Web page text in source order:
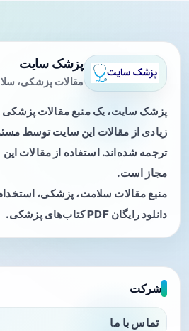
پزشک سایت
مقالات پزشکی،
پزشک سایت، یک منبع مقالات
زیادی از مقالات این سایت توسط
ترجمه شده‌اند. استفاده از مقالات
مجاز است.
منبع مقالات سلامت، پزشکی،
دانلود رایگان PDF کتاب‌های پزشکی.
شرکت
تماس با ما